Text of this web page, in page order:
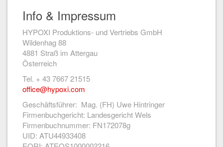
Info & Impressum
HYPOXI Produktions- und Vertriebs GmbH
Wildenhag 88
4881 Straß im Attergau
Österreich
Tel. + 43 7667 21515
office@hypoxi.com
Geschäftsführer: Mag. (FH) Uwe Hintringer
Firmenbuchgericht: Landesgericht Wels
Firmenbuchnummer: FN172078g
UID: ATU44933408